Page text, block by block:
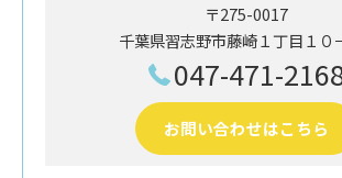
〒275-0017
千葉県習志野市藤崎１丁目１０−
047-471-
お問い合わせはこちら